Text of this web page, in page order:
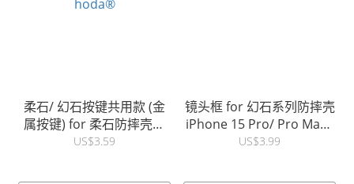
柔石/ 幻石按键共用款 (金
属按键) for 柔石防摔壳三
星S24 Ultra/ S24+通用 |
US$3.59
镜头框 for 幻石系列防摔壳
iPhone 15 Pro/ Pro Max|
hoda®
US$3.99